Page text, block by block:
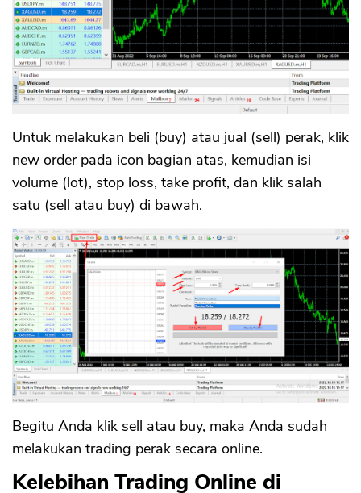
Untuk melakukan beli (buy) atau jual (sell) perak, klik
new order pada icon bagian atas, kemudian isi
volume (lot), stop loss, take profit, dan klik salah
satu (sell atau buy) di bawah.
Begitu Anda klik sell atau buy, maka Anda sudah
melakukan trading perak secara online.
Kelebihan Trading Online di